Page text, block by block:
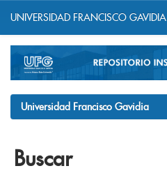
navigation
UNIVERSIDAD FRANCISCO GAVIDIA
Universidad Francisco Gavidia
Buscar